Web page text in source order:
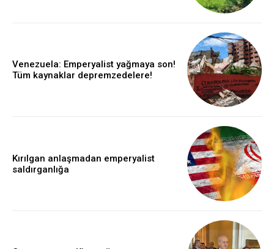
Venezuela: Emperyalist yağmaya son!
Tüm kaynaklar depremzedelere!
Kırılgan anlaşmadan emperyalist
saldırganlığa